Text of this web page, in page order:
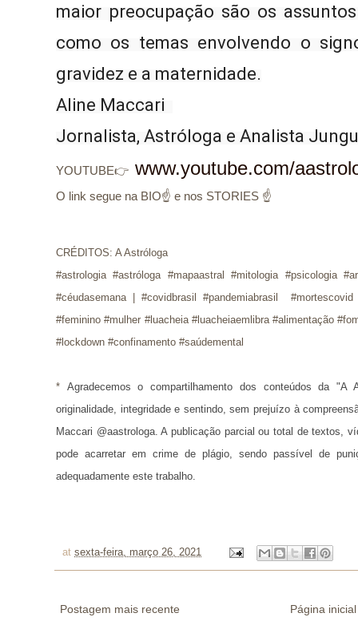
maior preocupação são os
como os temas envolvendo o
gravidez e a maternidade.
Aline Maccari
Jornalista, Astróloga e Analista
YOUTUBE👉 www.youtube.com/
O link segue na BIO☝ e nos STORIES ☝
CRÉDITOS: A Astróloga
#astrologia #astróloga #mapaastral #mitologia #psicologia
#céudasemana | #covidbrasil #pandemiabrasil
#feminino #mulher #luacheia #luacheiaemlibra #alimentação
#lockdown #confinamento #saúdemental
* Agradecemos o compartilhamento dos conteúdos da
originalidade, integridade e sentindo, sem prejuízo à
Maccari @aastrologa. A publicação parcial ou total de textos,
pode acarretar em crime de plágio, sendo passível de
adequadamente este trabalho.
at sexta-feira, março 26, 2021
Postagem mais recente Página inicial